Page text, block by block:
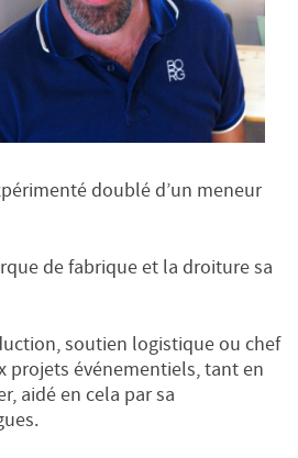
doublé d’un meneur
de fabrique et la droiture sa
soutien logistique ou chef
projets événementiels, tant en
aidé en cela par sa